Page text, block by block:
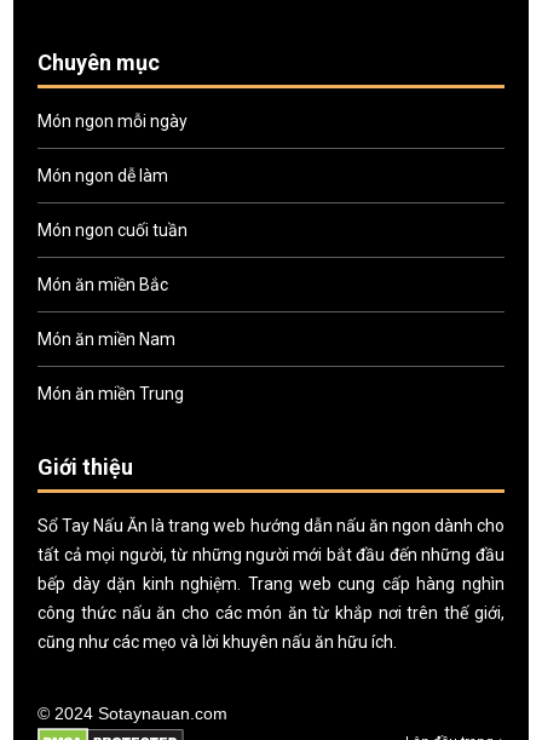
Chuyên mục
Món ngon mỗi ngày
Món ngon dễ làm
Món ngon cuối tuần
Món ăn miền Bắc
Món ăn miền Nam
Món ăn miền Trung
Giới thiệu
Sổ Tay Nấu Ăn là trang web hướng dẫn nấu ăn ngon dành cho
tất cả mọi người, từ những người mới bắt đầu đến những đầu
bếp dày dặn kinh nghiệm. Trang web cung cấp hàng nghìn
công thức nấu ăn cho các món ăn từ khắp nơi trên thế giới,
cũng như các mẹo và lời khuyên nấu ăn hữu ích.
© 2024 Sotaynauan.com